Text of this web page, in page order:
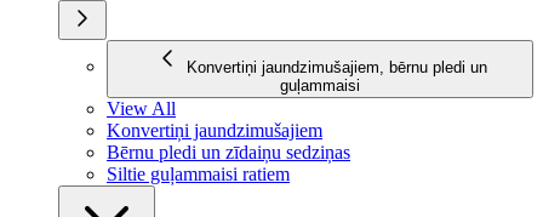
Konvertiņi jaundzimušajiem, bērnu pledi un
guļammaisi
View All
Konvertiņi jaundzimušajiem
Bērnu pledi un zīdaiņu sedziņas
Siltie guļammaisi ratiem